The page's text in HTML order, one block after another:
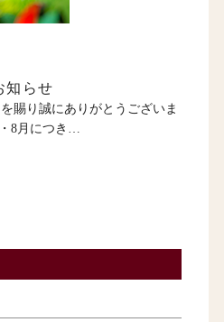
知らせ
賜り誠にありがとうございま
8月につき…